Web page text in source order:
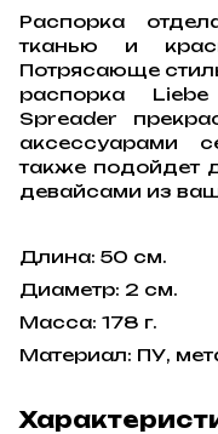
Распорка
тканью и
Потрясающе
распорка
Spreader
аксессуарами
также подойдет
девайсами из
Длина: 50 см.
Диаметр: 2 см.
Масса: 178 г.
Материал: ПУ,